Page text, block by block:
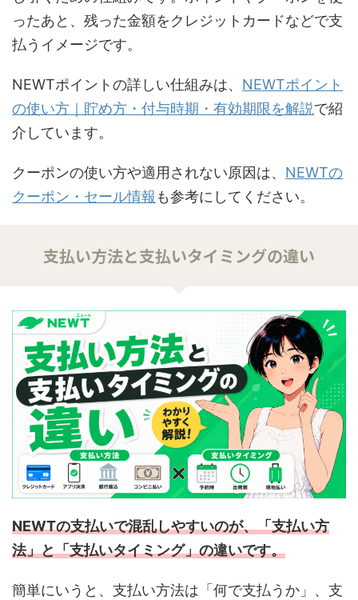
ったあと、残った金額をクレジットカードなどで支
払うイメージです。
NEWTポイントの詳しい仕組みは、 NEWTポイント
の使い方｜貯め方・付与時期・有効期限を解説で紹
介しています。
クーポンの使い方や適用されない原因は、 NEWTの
クーポン・セール情報 も参考にしてください。
支払い方法と支払いタイミングの違い
NEWTの支払いで混乱しやすいのが、「支払い方
法」と「支払いタイミング」の違いです。
簡単にいうと、支払い方法は「何で支払うか」、支